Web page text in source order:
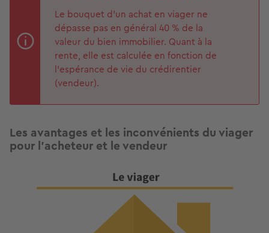
Le bouquet d’un achat en viager ne
dépasse pas en général 40 % de la
valeur du bien immobilier. Quant à la
rente, elle est calculée en fonction de
l’espérance de vie du crédirentier
(vendeur).
Les avantages et les inconvénients du viager
pour l'acheteur et le vendeur